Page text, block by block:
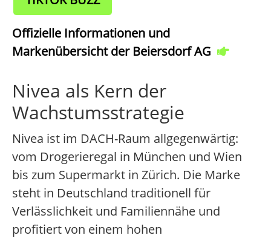
Offizielle Informationen und
Markenübersicht der Beiersdorf AG
Nivea als Kern der
Wachstumsstrategie
Nivea ist im DACH-Raum allgegenwärtig:
vom Drogerieregal in München und Wien
bis zum Supermarkt in Zürich. Die Marke
steht in Deutschland traditionell für
Verlässlichkeit und Familiennähe und
profitiert von einem hohen